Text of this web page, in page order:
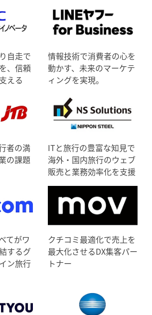
自走で
、信頼
える
情報技術で消費者の心を
動かす、未来のマーケテ
ィングを実現。
者の満
の課題
ITと旅行の豊富な知見で
海外・国内旅行のウェブ
販売と業務効率化を支援
てがワ
するグ
ン旅行
クチコミ最適化で売上を
最大化させるDX集客パー
トナー